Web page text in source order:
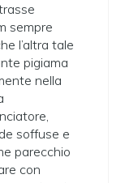
sempre
l’altra tale
pigiama
nella
soffuse e
parecchio
con